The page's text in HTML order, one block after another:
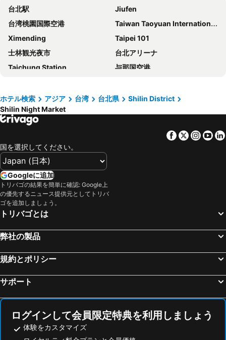
CHECK inn New Taipei LuZhou
Hotel Midtown Richardson
MGH Mitsui Garden Hotel Taipei Zhongxiao
Hub Hotel - Taipei Songshan Airport
Hotel Puri Taipei Station Branch
Jolley Hotel
サントス ホテル
メイン イン
シティイン ホテル台北ステーション ブランチ III (新驛旅店台北車站三館)
ロイヤル シーズンズ ホテル 台北 (皇家季節酒店台北館)
イー スー ホテル台北 (藝宿商旅) Guide Hotel Taipei Chongqing
San Want Residences Taipei
Hotel Fun - Linsen
シェラトングランド台北ホテル
The Landis Taipei
グリーン ワールド ホテル中華 (洛碁中華大飯店)
Morwing Hotel - Culture Vogue
RSL Hotel Taipei Zhonghe
Beauty Hotels Taipei - Hotel Bchic
CU ホテル 台北 (西悠飯店台北店)
Solaria Nisitetsu Hotel Taipei Ximen
Formosa 101 Taipei Main Branch
シティ スイーツ 台北南西 (城市商旅台北南西舘)
Royal Jade Boutique Hotel
ノーブル ホテル (贵族商务饭店)
Asia Pacific Hotel Beitou
ホテルダブルワン北投
Kyokusui Hotspring Hotel
Empire Hotel
台北駅
Jiufen
台湾桃園国際空港
Taiwan Taoyuan International Airport
Ximending
Taipei 101
士林観光夜市
台北アリーナ
Taichung Station
与那国空港
Airport Songshan
Xinbeitou
Taipei Bridge MRT Station
龍山寺
Beitou Hot Spring
Daan District
Eastern District of Taipei
Hsinchu Train Station
Shipei MRT Station
Datong District
Zhongxiao Xinsheng MRT Station
Taipei World Trade Center
Yuanshan Station
Wulai Hot Spring
Zhongxiao Fuxing MRT Station
Dingxi MRT Station
Taichung High Speed Railway Station
Alishan National Scenic Area
Guting MRT Station
Jiangzicui MRT Station
ホテル検索 アジア 台湾 台北県
Shilin District
Shilin Night Market
Facebook
Twitter
国を選択してください。
Googleに追加
トリバゴの結果を簡単に確認: Google上
の優先するニュース提供元としてトリバ
ゴを追加しましょう。
トリバゴとは
弊社の製品
規約とポリシー
サポート
ログインして会員限定特典を利用しましょう
体験をカスタマイズ